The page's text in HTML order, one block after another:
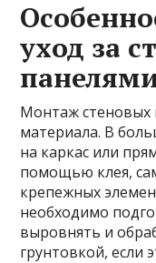
уход за
Монтаж стеновых
материала. В
на каркас или
помощью клея,
крепежных
необходимо
выровнять и
грунтовкой, если